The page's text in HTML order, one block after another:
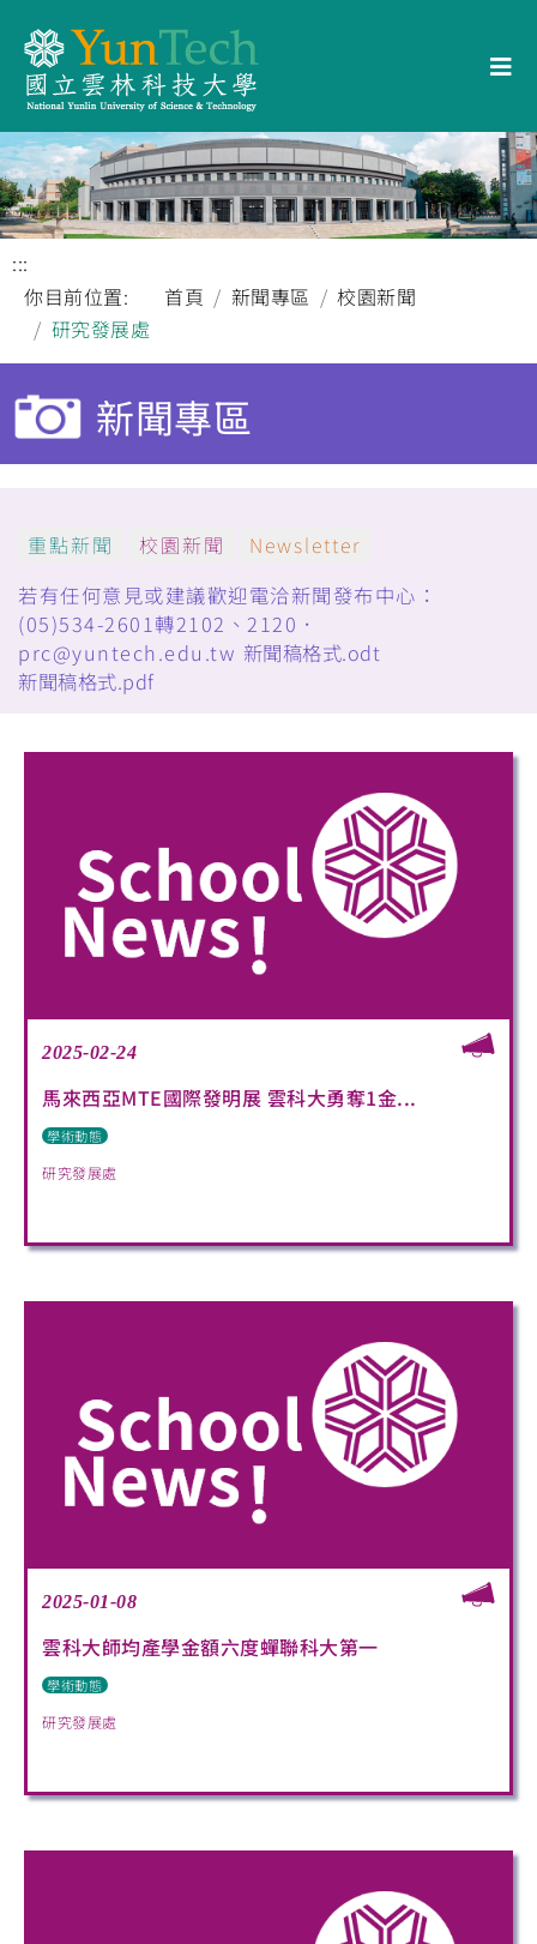
:::
你目前位置:
首頁 新聞專區
校園新聞
研究發展處
新聞專區
重點新聞 校園新聞
Newsletter
若有任何意見或建議歡迎電洽新聞發布中心：
(05)534-2601轉2102、2120．
prc@yuntech.edu.tw 新聞稿格式.odt
新聞稿格式.pdf
2025-02-24
馬來西亞MTE國際發明展 雲科大勇奪1金...
學術動態
研究發展處
2025-01-08
雲科大師均產學金額六度蟬聯科大第一
學術動態
研究發展處